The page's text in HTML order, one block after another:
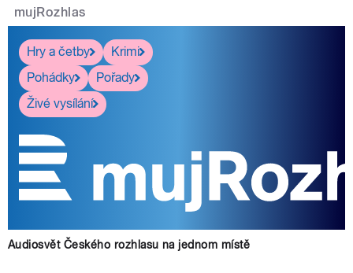
mujRozhlas
Hry a četby
Krimi
Pohádky
Pořady
Živé vysílání
Audiosvět Českého rozhlasu na jednom místě